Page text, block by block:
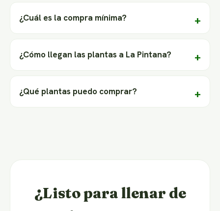
¿Cuál es la compra mínima?
¿Cómo llegan las plantas a La Pintana?
¿Qué plantas puedo comprar?
¿Listo para llenar de